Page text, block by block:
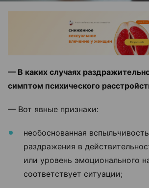
— В каких случаях
симптом психического
— Вот явные признаки:
необоснованная
раздражения в
или уровень эмоционального
соответствует ситуации;